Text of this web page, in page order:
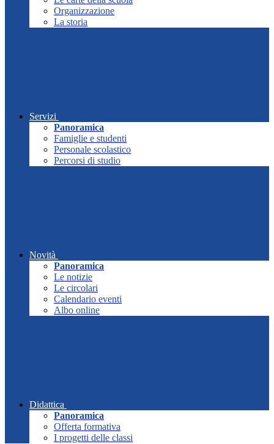
Organizzazione
La storia
Servizi
Panoramica
Famiglie e studenti
Personale scolastico
Percorsi di studio
Novità
Panoramica
Le notizie
Le circolari
Calendario eventi
Albo online
Didattica
Panoramica
Offerta formativa
I progetti delle classi